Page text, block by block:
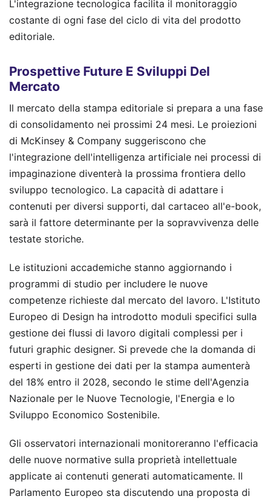
L'integrazione tecnologica facilita il monitoraggio
costante di ogni fase del ciclo di vita del prodotto
editoriale.
Prospettive Future E Sviluppi Del
Mercato
Il mercato della stampa editoriale si prepara a una fase
di consolidamento nei prossimi 24 mesi. Le proiezioni
di McKinsey & Company suggeriscono che
l'integrazione dell'intelligenza artificiale nei processi di
impaginazione diventerà la prossima frontiera dello
sviluppo tecnologico. La capacità di adattare i
contenuti per diversi supporti, dal cartaceo all'e-book,
sarà il fattore determinante per la sopravvivenza delle
testate storiche.
Le istituzioni accademiche stanno aggiornando i
programmi di studio per includere le nuove
competenze richieste dal mercato del lavoro. L'Istituto
Europeo di Design ha introdotto moduli specifici sulla
gestione dei flussi di lavoro digitali complessi per i
futuri graphic designer. Si prevede che la domanda di
esperti in gestione dei dati per la stampa aumenterà
del 18% entro il 2028, secondo le stime dell'Agenzia
Nazionale per le Nuove Tecnologie, l'Energia e lo
Sviluppo Economico Sostenibile.
Gli osservatori internazionali monitoreranno l'efficacia
delle nuove normative sulla proprietà intellettuale
applicate ai contenuti generati automaticamente. Il
Parlamento Europeo sta discutendo una proposta di